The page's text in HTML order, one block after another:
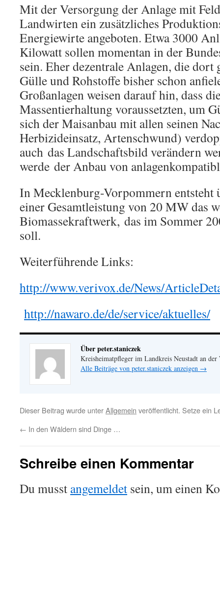
Mit der Versorgung der Anlage mit
Landwirten ein zusätzliches
Energiewirte angeboten. Etwa 3000
Kilowatt sollen momentan in der
sein. Eher dezentrale Anlagen, die dort
Gülle und Rohstoffe bisher schon
Großanlagen weisen darauf hin, dass
Massentierhaltung voraussetzten, um
sich der Maisanbau mit allen seinen
Herbizideinsatz, Artenschwund)
auch das Landschaftsbild verändern
werde der Anbau von
In Mecklenburg-Vorpommern entsteht
einer Gesamtleistung von 20 MW das
Biomassekraftwerk, das im Sommer
soll.
Weiterführende Links:
http://www.verivox.de/News/
http://nawaro.de/de/service/aktuelles/
Über peter.staniczek
Kreisheimatpfleger im Landkreis Neustadt an der
Alle Beiträge von peter.staniczek anzeigen →
Dieser Beitrag wurde unterAllgemein veröffentlicht. Setze ein
← In den Wäldern sind Dinge …
Schreibe einen Kommentar
Du musst angemeldet sein, um einen